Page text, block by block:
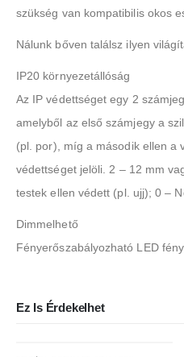
szükség van kompatibilis okos
Nálunk bőven találsz ilyen
IP20 környezetállóság
Az IP védettséget egy 2
amelyből az első számjegy a
(pl. por), míg a második ellen a
védettséget jelöli. 2 – 12 mm
testek ellen védett (pl. ujj); 0 –
Dimmelhető
Fényerőszabályozható LED
Ez Is Érdekelhet